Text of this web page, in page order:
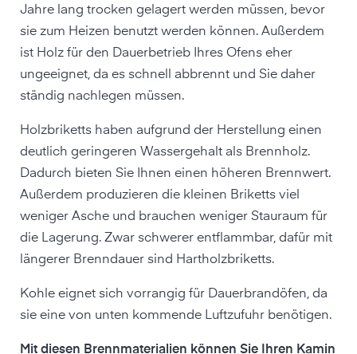
Jahre lang trocken gelagert werden müssen, bevor
sie zum Heizen benutzt werden können. Außerdem
ist Holz für den Dauerbetrieb Ihres Ofens eher
ungeeignet, da es schnell abbrennt und Sie daher
ständig nachlegen müssen.
Holzbriketts haben aufgrund der Herstellung einen
deutlich geringeren Wassergehalt als Brennholz.
Dadurch bieten Sie Ihnen einen höheren Brennwert.
Außerdem produzieren die kleinen Briketts viel
weniger Asche und brauchen weniger Stauraum für
die Lagerung. Zwar schwerer entflammbar, dafür mit
längerer Brenndauer sind Hartholzbriketts.
Kohle eignet sich vorrangig für Dauerbrandöfen, da
sie eine von unten kommende Luftzufuhr benötigen.
Mit diesen Brennmaterialien können Sie Ihren Kamin